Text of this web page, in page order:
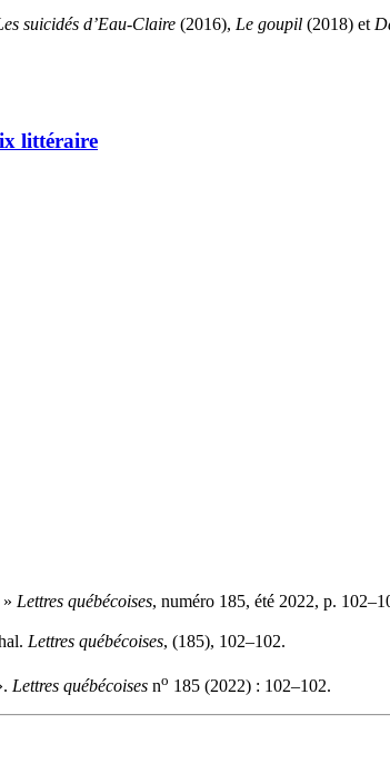
suicidés d’Eau-Claire (2016), Le goupil (2018) et
littéraire
Lettres québécoises, numéro 185, été 2022, p.
Lettres québécoises, (185), 102–102.
Lettres québécoises no 185 (2022) : 102–102.